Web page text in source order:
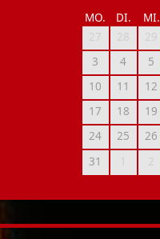
MO.
DI. MI.
27
28 29
3
4 5
10
11 12
17
18 19
24
25 26
31
2